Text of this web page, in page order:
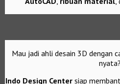
Mau jadi ahli desain 3D dengan
nyata?
Indo Design Center siap